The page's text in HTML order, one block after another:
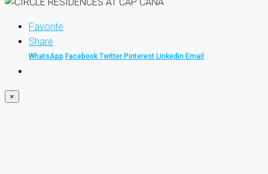
Favorite
Share
WhatsApp Facebook Twitter Pinterest Linkedin Email
×